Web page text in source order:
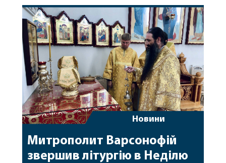
вона взята до Неба всеціло, то пояс як […]
Новини
Митрополит Варсонофій
звершив літургію в Неділю